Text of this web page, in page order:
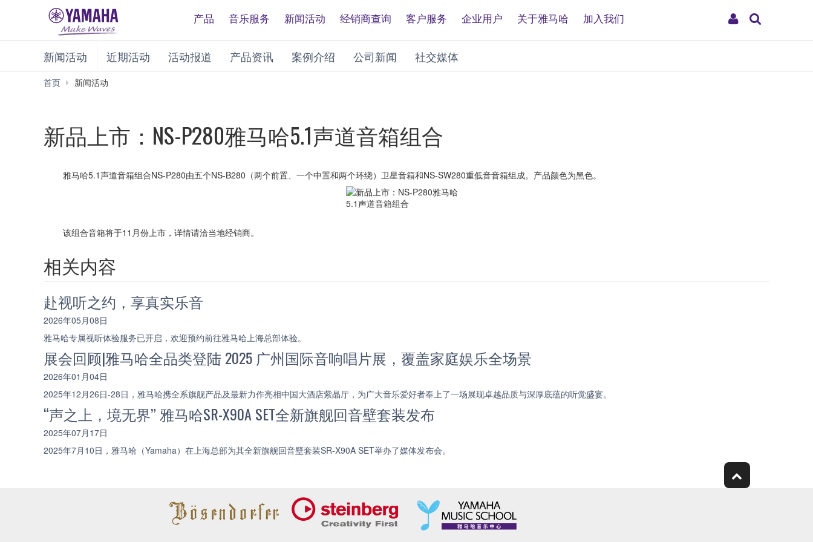
My
产品 音乐服务 新闻活动 经销商查询 客户服务 企业用户 关于雅马哈 加入我们
新闻活动 近期活动 活动报道 产品资讯 案例介绍 公司新闻 社交媒体
首页 新闻活动
新品上市：NS-P280雅马哈5.1声道音箱组合
雅马哈5.1声道音箱组合NS-P280由五个NS-B280（两个前置、一个中置和两个环绕）卫星音箱和NS-SW280重低音音箱组成。产品颜色为黑色。
该组合音箱将于11月份上市，详情请洽当地经销商。
相关内容
赴视听之约，享真实乐音
2026年05月08日
雅马哈专属视听体验服务已开启，欢迎预约前往雅马哈上海总部体验。
展会回顾|雅马哈全品类登陆 2025 广州国际音响唱片展，覆盖家庭娱乐全场景
2026年01月04日
2025年12月26日-28日，雅马哈携全系旗舰产品及最新力作亮相中国大酒店紫晶厅，为广大音乐爱好者奉上了一场展现卓越品质与深厚底蕴的听觉盛宴。
“声之上，境无界” 雅马哈SR-X90A SET全新旗舰回音壁套装发布
2025年07月17日
2025年7月10日，雅马哈（Yamaha）在上海总部为其全新旗舰回音壁套装SR-X90A SET举办了媒体发布会。